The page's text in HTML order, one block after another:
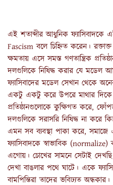
এই শতাব্দীর আধুনিক
Fascism বলে চিহ্নিত করেন। রক্তাক্ত
ক্ষমতায় এসে সমস্ত গণতান্ত্রিক
দলগুলিকে নিষিদ্ধ করার যে
ফ্যাসিবাদের মডেল সেখান থেকে
একটু একটু করে উপরে মাথার দিকে
প্র‍তিষ্ঠানগুলোকে কুক্ষিগত করে,
দলগুলিকে সরাসরি নিষিদ্ধ না করে
এমন সব ব্যবস্থা পাকা করে,
ফ্যাসিবাদকে স্বাভাবিক
এগোয়। চোখের সামনে সেটাই
দেখা বাঙলার পথে ঘাটে। একে
বামপিন্তিরা তাদের ভবিঢ্যত অন্ধকার।